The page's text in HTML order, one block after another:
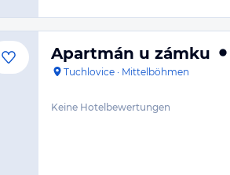
Apartmán u zámku
Tuchlovice · Mittelböhmen
Keine Hotelbewertungen